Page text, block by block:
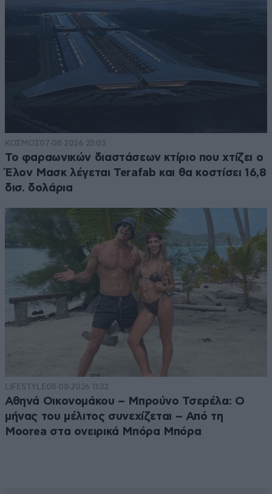
ΚΟΣΜΟΣ07·08·2026 23:03
Το φαραωνικών διαστάσεων κτίριο που χτίζει ο
Έλον Μασκ λέγεται Terafab και θα κοστίσει 16,8
δισ. δολάρια
LIFESTYLE08·08·2026 11:32
Αθηνά Οικονομάκου – Μπρούνο Τσερέλα: Ο
μήνας του μέλιτος συνεχίζεται – Από τη
Moorea στα ονειρικά Μπόρα Μπόρα